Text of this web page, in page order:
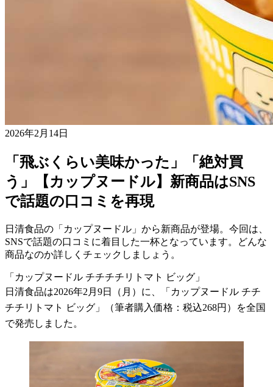
2026年2月14日
「飛ぶくらい美味かった」「絶対買
う」【カップヌードル】新商品はSNS
で話題の口コミを再現
日清食品の「カップヌードル」から新商品が登場。今回は、
SNSで話題の口コミに着目した一杯となっています。どんな
商品なのか詳しくチェックしましょう。
「カップヌードル チチチチリトマト ビッグ」
日清食品は2026年2月9日（月）に、「カップヌードル チチ
チチリトマト ビッグ」（筆者購入価格：税込268円）を全国
で発売しました。